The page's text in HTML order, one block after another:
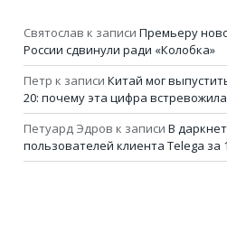
Святослав к записи Премьеру
России сдвинули ради «Колобка»
Петр к записи Китай мог
20: почему эта цифра
Петуард Эдров к записи В
пользователей клиента Telega за